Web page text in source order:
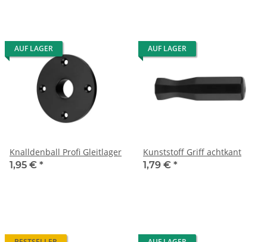
AUF LAGER
Knalldenball Profi Gleitlager
1,95 € *
AUF LAGER
Kunststoff Griff achtkant
1,79 € *